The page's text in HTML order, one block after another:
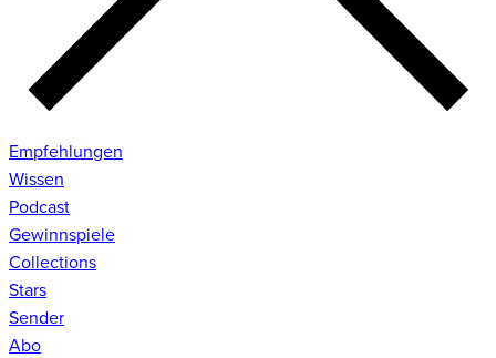
Empfehlungen
Wissen
Podcast
Gewinnspiele
Collections
Stars
Sender
Abo